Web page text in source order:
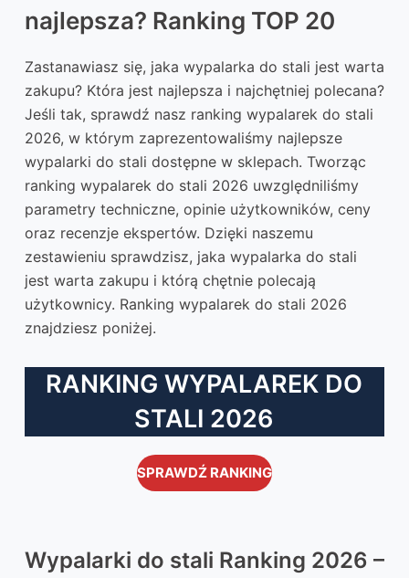
najlepsza? Ranking TOP 20
Zastanawiasz się, jaka wypalarka do stali jest warta
zakupu? Która jest najlepsza i najchętniej polecana?
Jeśli tak, sprawdź nasz ranking wypalarek do stali
2026, w którym zaprezentowaliśmy najlepsze
wypalarki do stali dostępne w sklepach. Tworząc
ranking wypalarek do stali 2026 uwzględniliśmy
parametry techniczne, opinie użytkowników, ceny
oraz recenzje ekspertów. Dzięki naszemu
zestawieniu sprawdzisz, jaka wypalarka do stali
jest warta zakupu i którą chętnie polecają
użytkownicy. Ranking wypalarek do stali 2026
znajdziesz poniżej.
RANKING WYPALAREK DO
STALI 2026
SPRAWDŹ RANKING
Wypalarki do stali Ranking 2026 –